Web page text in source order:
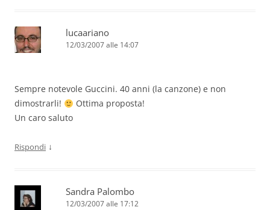
lucaariano
12/03/2007 alle 14:07
Sempre notevole Guccini. 40 anni (la canzone) e non
dimostrarli!
Ottima proposta!
Un caro saluto
Rispondi ↓
Sandra Palombo
12/03/2007 alle 17:12